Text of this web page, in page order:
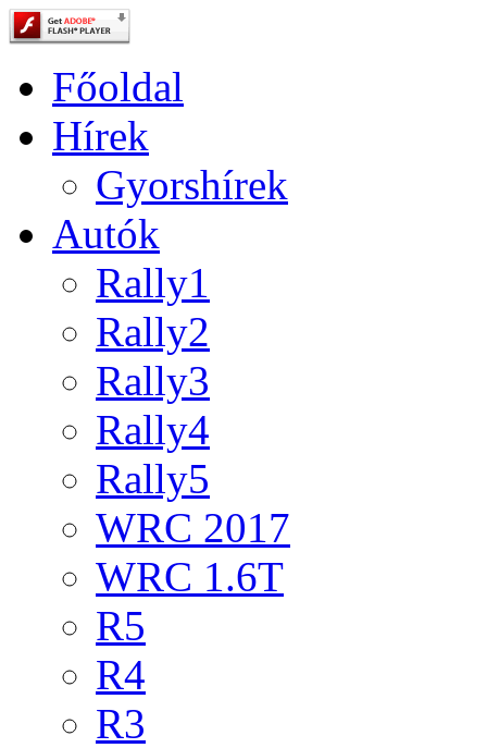
Főoldal
Hírek
Gyorshírek
Autók
Rally1
Rally2
Rally3
Rally4
Rally5
WRC 2017
WRC 1.6T
R5
R4
R3